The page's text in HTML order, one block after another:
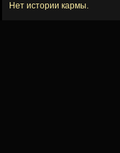
Нет истории кармы.